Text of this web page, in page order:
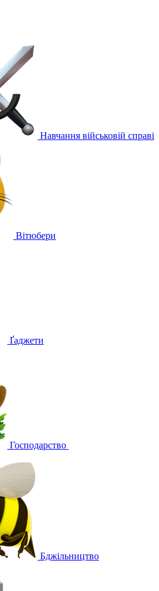
Навчання військовій справі
Вітюбери
Ґаджети
Господарство
Бджільництво